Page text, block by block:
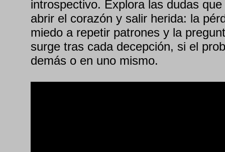
introspectivo. Explora las dudas
abrir el corazón y salir herida: la
miedo a repetir patrones y la
surge tras cada decepción, si el
demás o en uno mismo.